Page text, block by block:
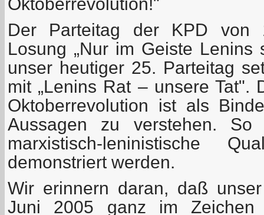
Der Parteitag der KPD von
Losung „Nur im Geiste
unser heutiger 25. Parteitag
mit „Lenins Rat – unsere Tat".
Oktoberrevolution ist als
Aussagen zu verstehen.
marxistisch-leninistische
demonstriert werden.
Wir erinnern daran, daß
Juni 2005 ganz im Zeichen